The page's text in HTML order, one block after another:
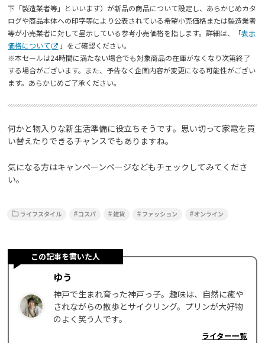
下「製造業者等」といいます）が新品の商品について設定し、あらかじめカタ
ログや商品本体への印字等により公表されている希望小売価格または製造業者
等が小売業者に対して呈示している参考小売価格を指します。詳細は、「表示
価格について
」をご確認ください。
※本セールは24時間に満たない場合でも対象商品の在庫がなくなり次第終了
する場合がございます。また、予告なく企画内容が変更になる可能性がござい
ます。あらかじめご了承ください。
何かと物入りな新生活準備に役立ちそうです。思い切って家電を買
い替えたりできるチャンスでもありますね。
気になる方はキャンペーンページなどもチェックしてみてくださ
い。
ライフスタイル コスパ 雑貨 ファッション オンライン
この記事を書いた人
ゆう
神戸で生まれ育った神戸っ子。趣味は、自然に癒や
されながらの散歩とサイクリング。プリンが大好物
のよく笑う人です。
ライター一覧